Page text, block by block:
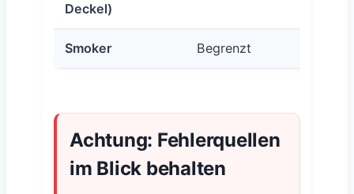
Deckel)
Smoker Begrenzt
Achtung: Fehlerquellen
im Blick behalten